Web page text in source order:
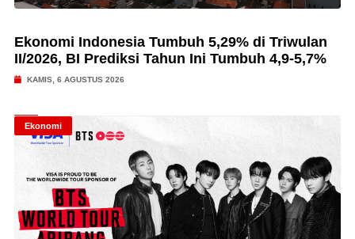
Ekonomi Indonesia Tumbuh 5,29% di Triwulan
II/2026, BI Prediksi Tahun Ini Tumbuh 4,9-5,7%
KAMIS, 6 AGUSTUS 2026
Ekonomi